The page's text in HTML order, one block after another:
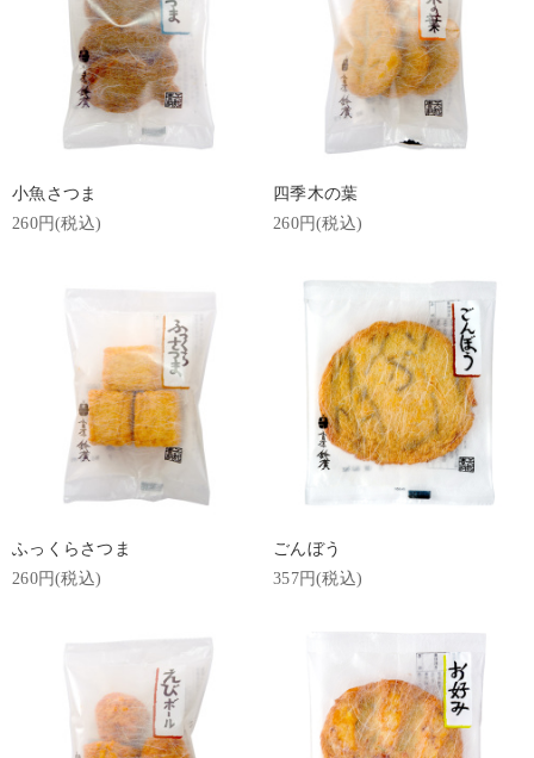
小魚さつま
260円(税込)
四季木の葉
260円(税込)
ふっくらさつま
260円(税込)
ごんぼう
357円(税込)